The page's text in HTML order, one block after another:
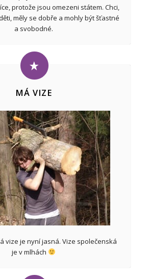
protože jsou omezeni státem. Chci,
měly se dobře a mohly být šťastné
a svobodné.
MÁ VIZE
vize je nyní jasná. Vize společenská
je v mlhách